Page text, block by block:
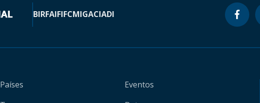
BIRFAIFIFCMIGACIADI
Países
Eventos